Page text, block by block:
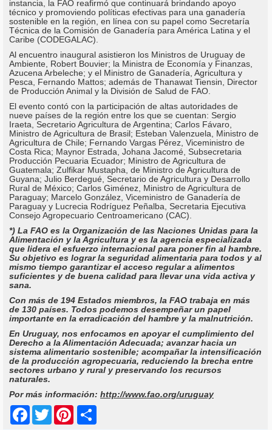
instancia, la FAO reafirmó que continuará brindando apoyo
técnico y promoviendo políticas efectivas para una ganadería
sostenible en la región, en línea con su papel como Secretaría
Técnica de la Comisión de Ganadería para América Latina y el
Caribe (CODEGALAC).
Al encuentro inaugural asistieron los Ministros de Uruguay de
Ambiente, Robert Bouvier; la Ministra de Economía y Finanzas,
Azucena Arbeleche; y el Ministro de Ganadería, Agricultura y
Pesca, Fernando Mattos; además de Thanawat Tiensin, Director
de Producción Animal y la División de Salud de FAO.
El evento contó con la participación de altas autoridades de
nueve países de la región entre los que se cuentan: Sergio
Iraeta, Secretario Agricultura de Argentina; Carlos Fávaro,
Ministro de Agricultura de Brasil; Esteban Valenzuela, Ministro de
Agricultura de Chile; Fernando Vargas Pérez, Viceministro de
Costa Rica; Maynor Estrada, Johana Jacomé, Subsecretaria
Producción Pecuaria Ecuador; Ministro de Agricultura de
Guatemala; Zulfikar Mustapha, de Ministro de Agricultura de
Guyana; Julio Berdegué, Secretario de Agricultura y Desarrollo
Rural de México; Carlos Giménez, Ministro de Agricultura de
Paraguay; Marcelo González, Viceministro de Ganadería de
Paraguay y Lucrecia Rodríguez Peñalba, Secretaria Ejecutiva
Consejo Agropecuario Centroamericano (CAC).
*) La FAO es la Organización de las Naciones Unidas para la
Alimentación y la Agricultura y es la agencia especializada
que lidera el esfuerzo internacional para poner fin al hambre.
Su objetivo es lograr la seguridad alimentaria para todos y al
mismo tiempo garantizar el acceso regular a alimentos
suficientes y de buena calidad para llevar una vida activa y
sana.
Con más de 194 Estados miembros, la FAO trabaja en más
de 130 países. Todos podemos desempeñar un papel
importante en la erradicación del hambre y la malnutrición.
En Uruguay, nos enfocamos en apoyar el cumplimiento del
Derecho a la Alimentación Adecuada; avanzar hacia un
sistema alimentario sostenible; acompañar la intensificación
de la producción agropecuaria, reduciendo la brecha entre
sectores urbano y rural y preservando los recursos
naturales.
Por más información: http://www.fao.org/uruguay
Facebook
Twitter Pinterest